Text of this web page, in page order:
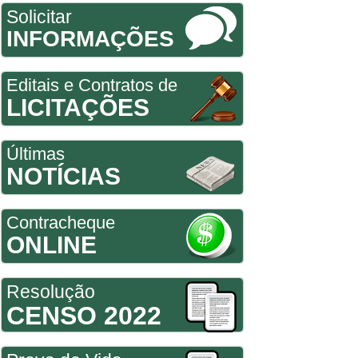
Solicitar
INFORMAÇÕES
Editais e Contratos de
LICITAÇÕES
Últimas
NOTÍCIAS
Contracheque
ONLINE
Resolução
CENSO 2022